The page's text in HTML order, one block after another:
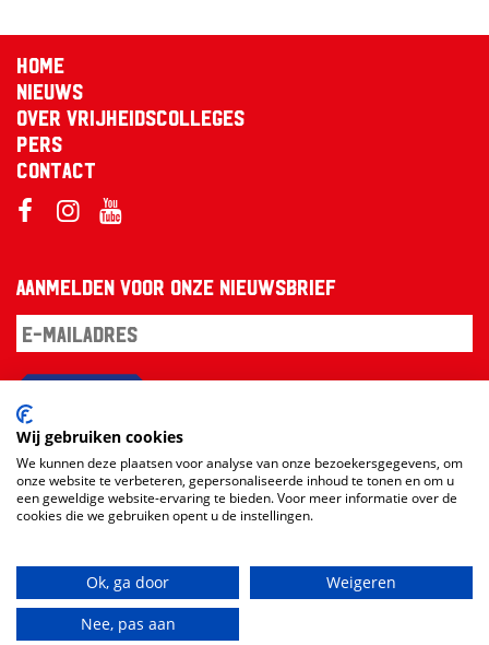
Home
Nieuws
Over Vrijheidscolleges
Pers
Contact
Aanmelden voor onze nieuwsbrief
Website en design: RAMDATHvsLoudmouth
Wij gebruiken cookies
We kunnen deze plaatsen voor analyse van onze bezoekersgegevens, om
onze website te verbeteren, gepersonaliseerde inhoud te tonen en om u
een geweldige website-ervaring te bieden. Voor meer informatie over de
cookies die we gebruiken opent u de instellingen.
Ok, ga door
Weigeren
Nee, pas aan